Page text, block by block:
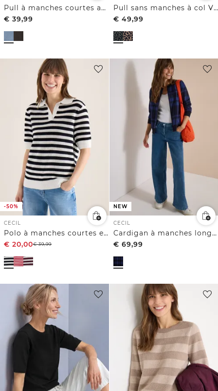
Pull à manches courtes avec détails contrastés
€ 39,99
Pull sans manches à col V et motif léopard
€ 49,99
-50%
CECIL
Polo à manches courtes en crochet
€ 20,00€39,99
NEW
CECIL
Cardigan à manches longues, col rond et fermeture zip
€ 69,99